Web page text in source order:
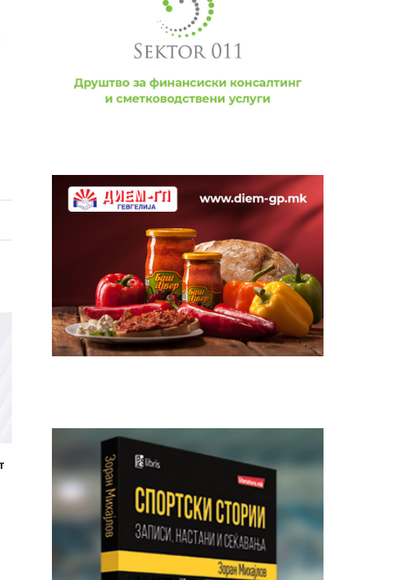
Почна делењето бесплатни
картички за патарина на
српските...
“СЕ СРАМАМ ОД
ГЛУПОСТИ“: